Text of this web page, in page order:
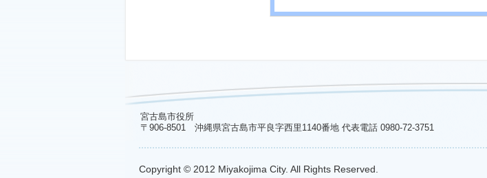
宮古島市役所
〒906-8501 沖縄県宮古島市平良字西里1140番地 代表電話 0980-72-3751
Copyright © 2012 Miyakojima City. All Rights Reserved.